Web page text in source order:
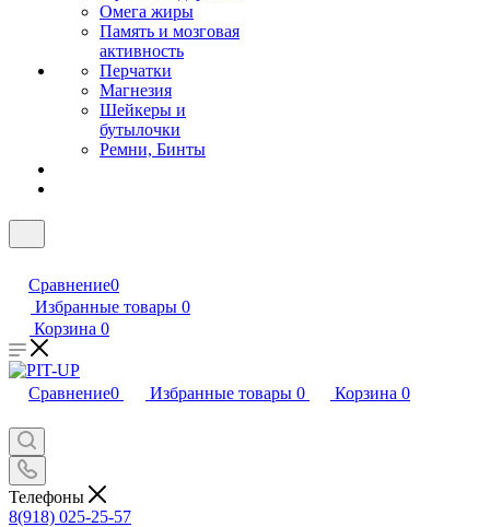
Омега жиры
Память и мозговая
активность
Перчатки
Магнезия
Шейкеры и
бутылочки
Ремни, Бинты
Сравнение0
Избранные товары 0
Корзина 0
Сравнение0 Избранные товары 0 Корзина 0
Телефоны
8(918) 025-25-57